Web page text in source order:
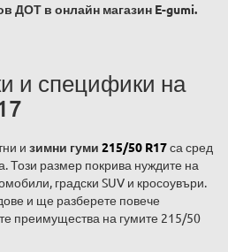
ДОТ в онлайн магазин E-gumi.
и специфики на
и зимни гуми 215/50 R17са сред
Този размер покрива нуждите на
градски SUV и кросоувъри.
и ще разберете повече
преимущества на гумите 215/50